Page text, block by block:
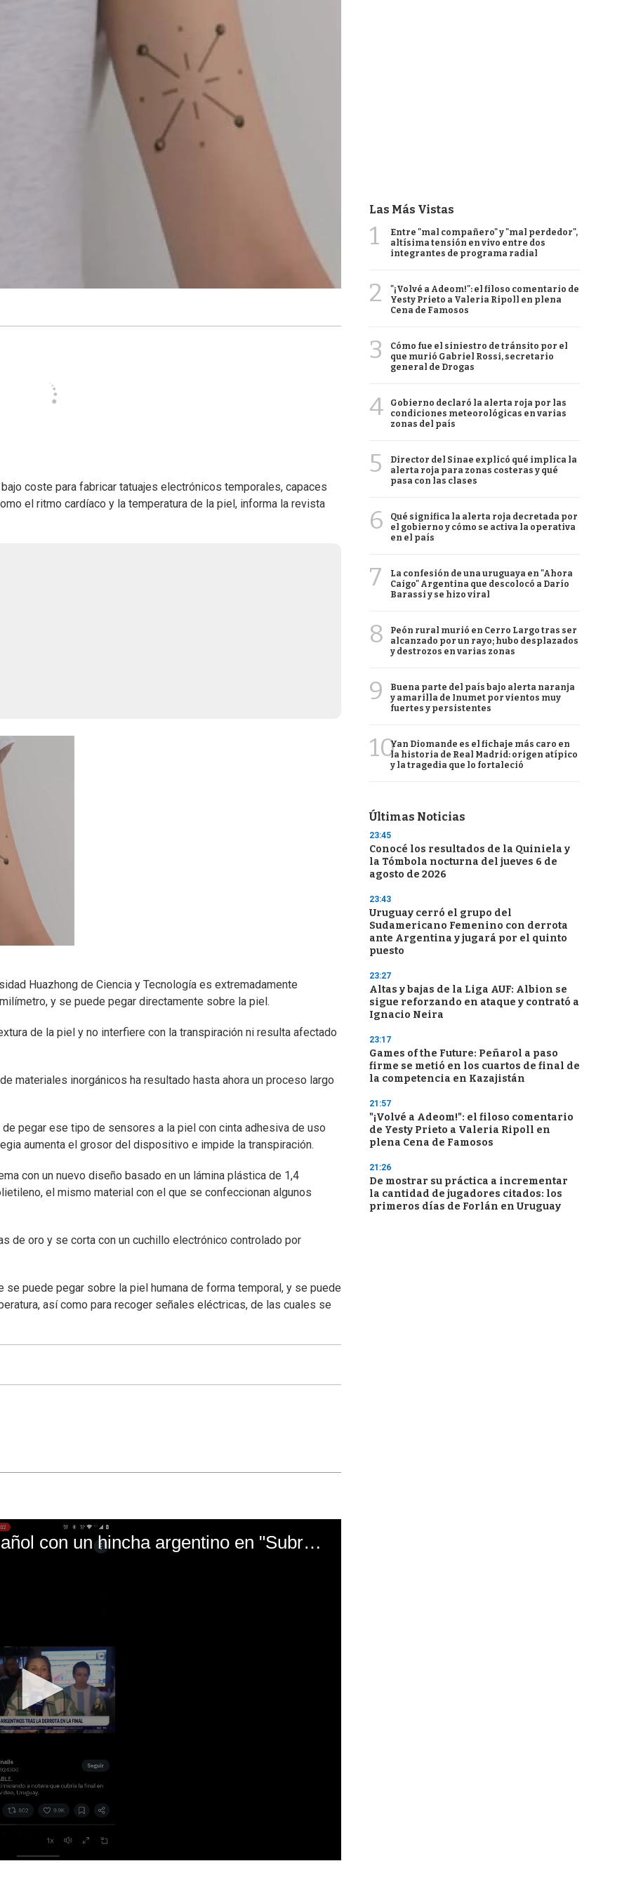
coste para fabricar tatuajes electrónicos temporales, capaces
el ritmo cardíaco y la temperatura de la piel, informa la revista
Huazhong de Ciencia y Tecnología es extremadamente
y se puede pegar directamente sobre la piel.
de la piel y no interfiere con la transpiración ni resulta afectado
materiales inorgánicos ha resultado hasta ahora un proceso largo
pegar ese tipo de sensores a la piel con cinta adhesiva de uso
aumenta el grosor del dispositivo e impide la transpiración.
con un nuevo diseño basado en un lámina plástica de 1,4
el mismo material con el que se confeccionan algunos
de oro y se corta con un cuchillo electrónico controlado por
puede pegar sobre la piel humana de forma temporal, y se puede
así como para recoger señales eléctricas, de las cuales se
El mal momento de Yanina Gasañol con un hincha argentino en "Subrayado"
Las Más Vistas
1
Entre "mal compañero" y "mal perdedor",
altísima tensión en vivo entre dos
integrantes de programa radial
2
"¡Volvé a Adeom!": el filoso comentario de
Yesty Prieto a Valeria Ripoll en plena
Cena de Famosos
3
Cómo fue el siniestro de tránsito por el
que murió Gabriel Rossi, secretario
general de Drogas
4
Gobierno declaró la alerta roja por las
condiciones meteorológicas en varias
zonas del país
5
Director del Sinae explicó qué implica la
alerta roja para zonas costeras y qué
pasa con las clases
6
Qué significa la alerta roja decretada por
el gobierno y cómo se activa la operativa
en el país
7
La confesión de una uruguaya en "Ahora
Caigo" Argentina que descolocó a Darío
Barassi y se hizo viral
8
Peón rural murió en Cerro Largo tras ser
alcanzado por un rayo; hubo desplazados
y destrozos en varias zonas
9
Buena parte del país bajo alerta naranja
y amarilla de Inumet por vientos muy
fuertes y persistentes
10Yan Diomande es el fichaje más caro en
la historia de Real Madrid: origen atípico
y la tragedia que lo fortaleció
Últimas Noticias
23:45
Conocé los resultados de la Quiniela y
la Tómbola nocturna del jueves 6 de
agosto de 2026
23:43
Uruguay cerró el grupo del
Sudamericano Femenino con derrota
ante Argentina y jugará por el quinto
puesto
23:27
Altas y bajas de la Liga AUF: Albion se
sigue reforzando en ataque y contrató a
Ignacio Neira
23:17
Games of the Future: Peñarol a paso
firme se metió en los cuartos de final de
la competencia en Kazajistán
21:57
"¡Volvé a Adeom!": el filoso comentario
de Yesty Prieto a Valeria Ripoll en
plena Cena de Famosos
21:26
De mostrar su práctica a incrementar
la cantidad de jugadores citados: los
primeros días de Forlán en Uruguay